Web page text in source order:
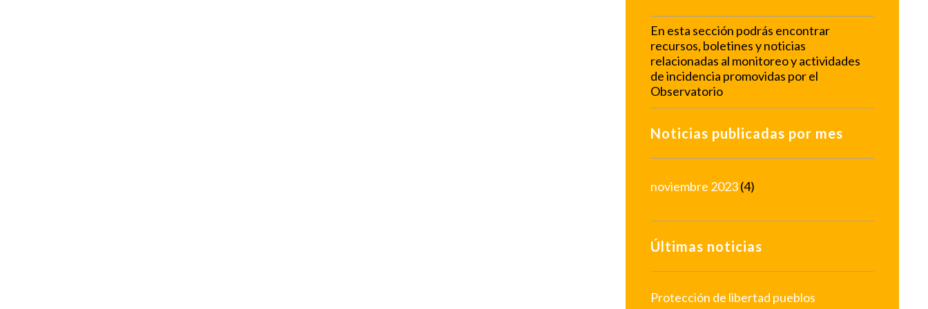
En esta sección podrás encontrar
recursos, boletines y noticias
relacionadas al monitoreo y actividades
de incidencia promovidas por el
Observatorio
Noticias publicadas por mes
noviembre 2023(4)
Últimas noticias
Protección de libertad pueblos